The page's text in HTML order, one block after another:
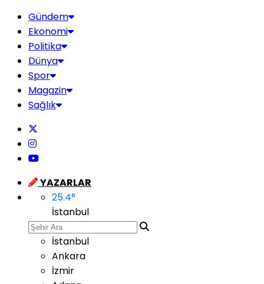
Gündem
Ekonomi
Politika
Dünya
Spor
Magazin
Sağlık
YAZARLAR
25.4°
İstanbul
İstanbul
Ankara
İzmir